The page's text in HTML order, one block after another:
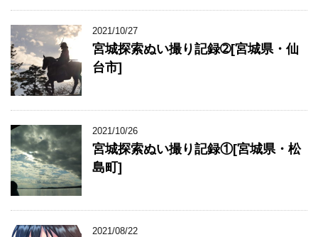
2021/10/27
宮城探索ぬい撮り記録➁[宮城県・仙
台市]
2021/10/26
宮城探索ぬい撮り記録①[宮城県・松
島町]
2021/08/22